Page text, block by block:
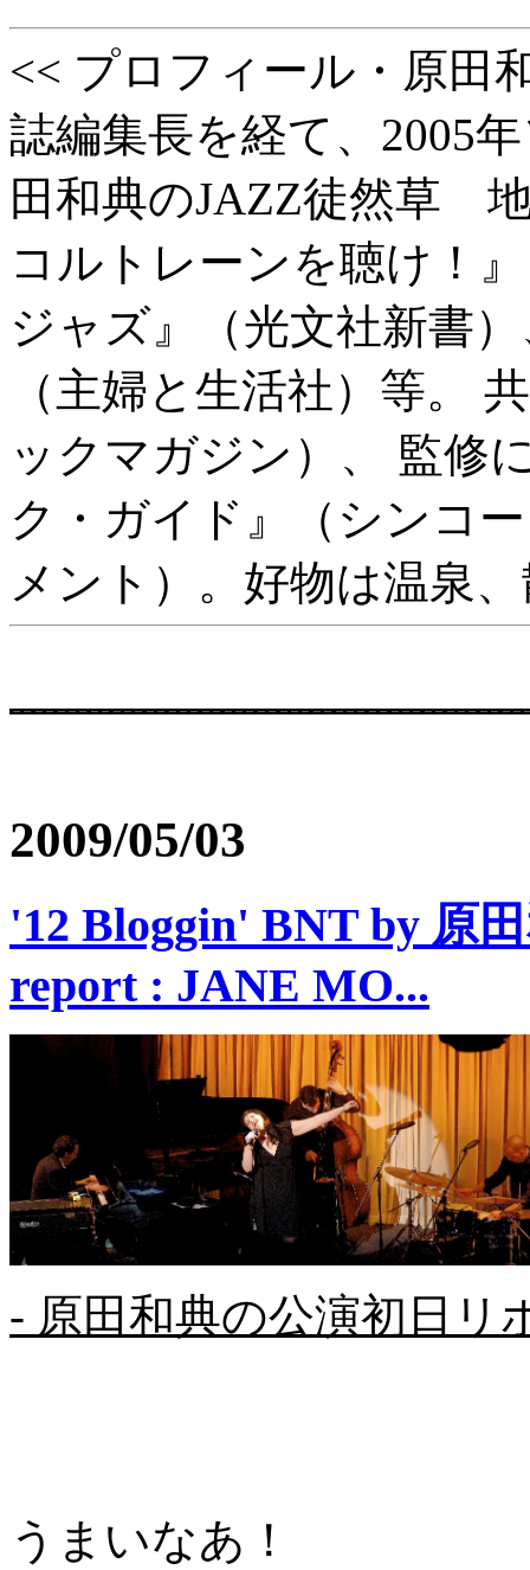
<< プロフィール・原田
誌編集長を経て、2005
田和典のJAZZ徒然草
コルトレーンを聴け！
ジャズ』（光文社新書
（主婦と生活社）等。
ックマガジン）、 監修
ク・ガイド』（シンコ
メント）。好物は温泉
2009/05/03
'12 Bloggin' BNT by 原
report : JANE MO...
- 原田和典の公演初日リ
うまいなあ！